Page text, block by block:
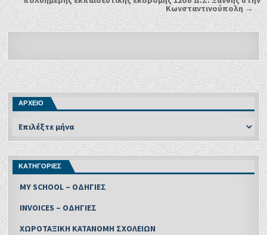
Κωνσταντινούπολη →
ΑΡΧΕΙΟ
ΚΑΤΗΓΟΡΙΕΣ
MY SCHOOL – ΟΔΗΓΙΕΣ
INVOICES – ΟΔΗΓΙΕΣ
ΧΩΡΟΤΑΞΙΚΗ ΚΑΤΑΝΟΜΗ ΣΧΟΛΕΙΩΝ